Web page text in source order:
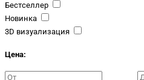
Бестселлер
Новинка
3D визуализация
Цена: